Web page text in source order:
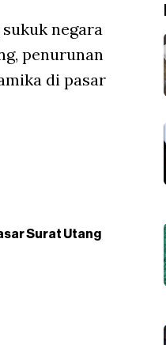
negara
penurunan
di pasar
Surat Utang